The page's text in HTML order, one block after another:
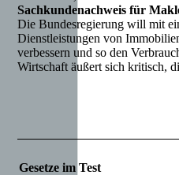
Sachkundenachweis für
Die Bundesregierung will mit
Dienstleistungen von
verbessern und so den
Wirtschaft äußert sich kritisch,
Gesetze im Test